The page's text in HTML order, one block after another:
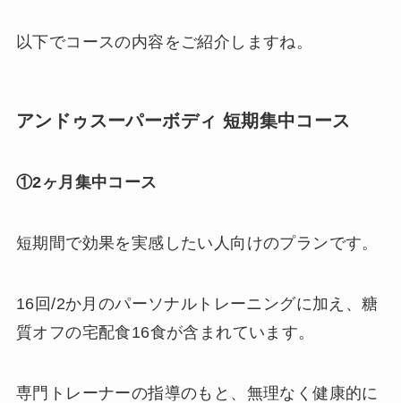
以下でコースの内容をご紹介しますね。
アンドゥスーパーボディ 短期集中コース
①2ヶ月集中コース
短期間で効果を実感したい人向けのプランです。
16回/2か月のパーソナルトレーニングに加え、糖
質オフの宅配食16食が含まれています。
専門トレーナーの指導のもと、無理なく健康的に